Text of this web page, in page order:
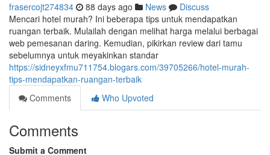
frasercojt274834 88 days ago News
Discuss
Mencari hotel murah? Ini beberapa tips untuk mendapatkan
ruangan terbaik. Mulailah dengan melihat harga melalui berbagai
web pemesanan daring. Kemudian, pikirkan review dari tamu
sebelumnya untuk meyakinkan standar
https://sidneyxfmu711754.blogars.com/39705266/hotel-murah-
tips-mendapatkan-ruangan-terbaik
Comments
Who Upvoted
Comments
Submit a Comment